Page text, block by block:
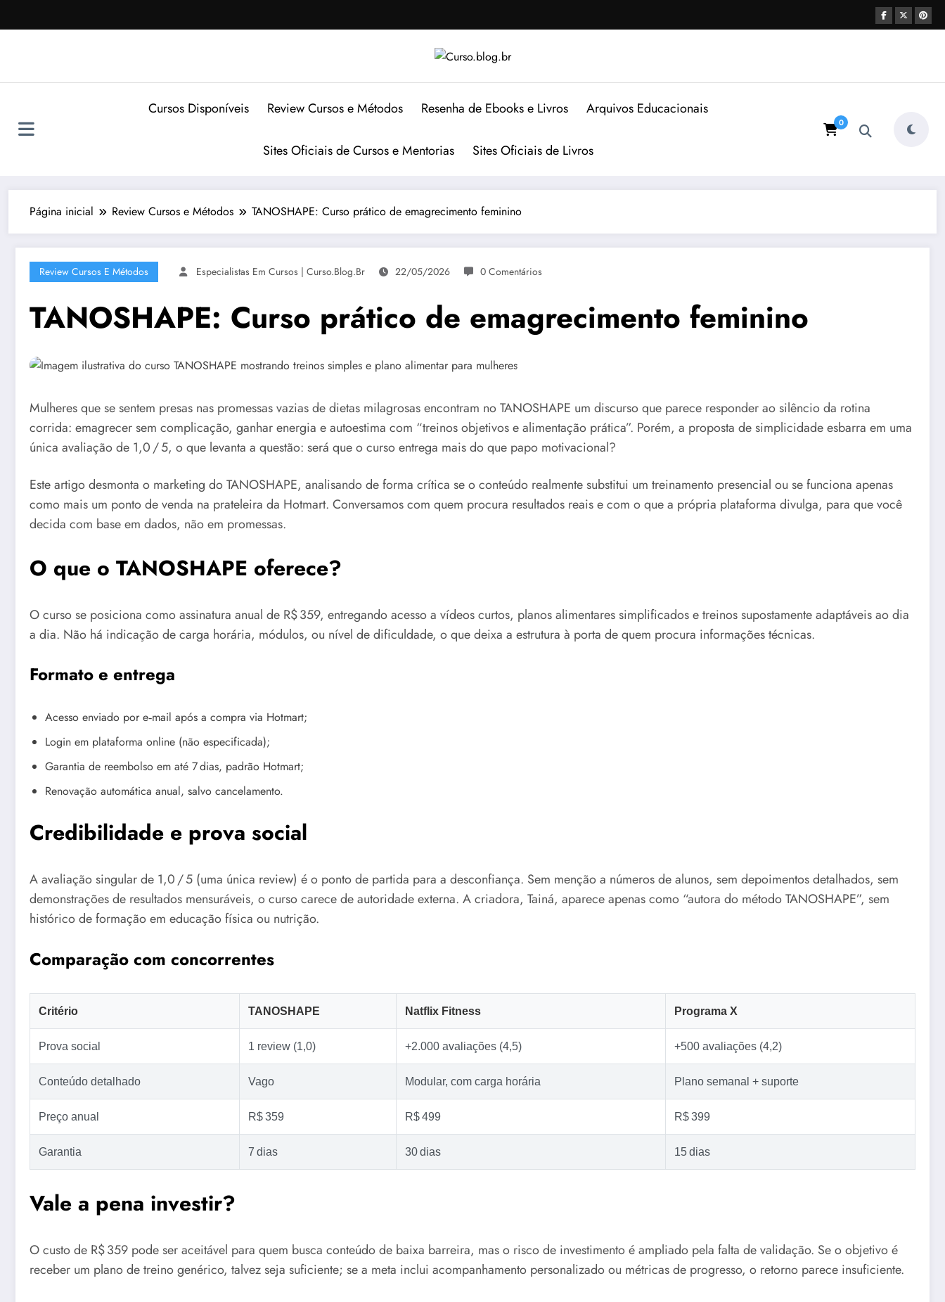
para
Cursos Disponíveis Review Cursos e Métodos Resenha de Ebooks e Livros Arquivos Educacionais
Sites Oficiais de Cursos e Mentorias Sites Oficiais de Livros
0
Página inicial Review Cursos e Métodos TANOSHAPE: Curso prático de emagrecimento feminino
Review Cursos E Métodos Especialistas Em Cursos | Curso.blog.br 22/05/2026 0 Comentários
TANOSHAPE: Curso prático de emagrecimento feminino
Mulheres que se sentem presas nas promessas vazias de dietas milagrosas encontram no TANOSHAPE um discurso que parece responder ao silêncio da rotina
corrida: emagrecer sem complicação, ganhar energia e autoestima com “treinos objetivos e alimentação prática”. Porém, a proposta de simplicidade esbarra em uma
única avaliação de 1,0 / 5, o que levanta a questão: será que o curso entrega mais do que papo motivacional?
Este artigo desmonta o marketing do TANOSHAPE, analisando de forma crítica se o conteúdo realmente substitui um treinamento presencial ou se funciona apenas
como mais um ponto de venda na prateleira da Hotmart. Conversamos com quem procura resultados reais e com o que a própria plataforma divulga, para que você
decida com base em dados, não em promessas.
O que o TANOSHAPE oferece?
O curso se posiciona como assinatura anual de R$ 359, entregando acesso a vídeos curtos, planos alimentares simplificados e treinos supostamente adaptáveis ao dia
a dia. Não há indicação de carga horária, módulos, ou nível de dificuldade, o que deixa a estrutura à porta de quem procura informações técnicas.
Formato e entrega
Acesso enviado por e‑mail após a compra via Hotmart;
Login em plataforma online (não especificada);
Garantia de reembolso em até 7 dias, padrão Hotmart;
Renovação automática anual, salvo cancelamento.
Credibilidade e prova social
A avaliação singular de 1,0 / 5 (uma única review) é o ponto de partida para a desconfiança. Sem menção a números de alunos, sem depoimentos detalhados, sem
demonstrações de resultados mensuráveis, o curso carece de autoridade externa. A criadora, Tainá, aparece apenas como “autora do método TANOSHAPE”, sem
histórico de formação em educação física ou nutrição.
Comparação com concorrentes
Critério TANOSHAPE Natflix Fitness Programa X
Prova social 1 review (1,0) +2.000 avaliações (4,5) +500 avaliações (4,2)
Conteúdo detalhado Vago Modular, com carga horária Plano semanal + suporte
Preço anual R$ 359 R$ 499 R$ 399
Garantia 7 dias 30 dias 15 dias
Vale a pena investir?
O custo de R$ 359 pode ser aceitável para quem busca conteúdo de baixa barreira, mas o risco de investimento é ampliado pela falta de validação. Se o objetivo é
receber um plano de treino genérico, talvez seja suficiente; se a meta inclui acompanhamento personalizado ou métricas de progresso, o retorno parece insuficiente.